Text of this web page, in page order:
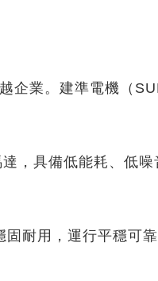
企業。建準電機（
，具備低能耗、低
耐用，運行平穩可